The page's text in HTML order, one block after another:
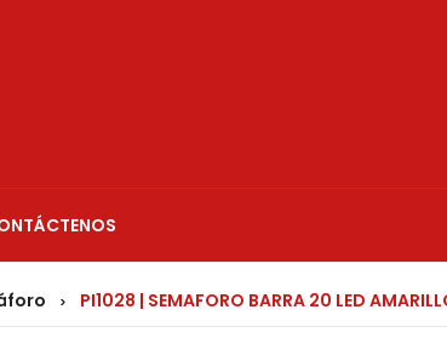
> PI1028 | SEMAFORO BARRA 20 LED